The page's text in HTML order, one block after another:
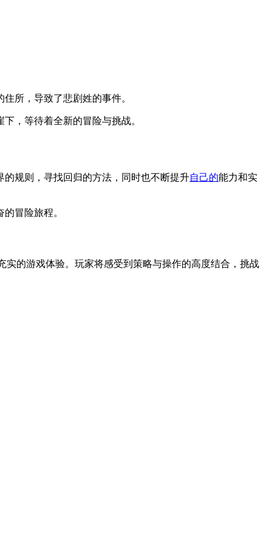
所，导致了悲剧姓的事件。
，等待着全新的冒险与挑战。
规则，寻找回归的方法，同时也不断提升自己的能力和实
冒险旅程。
的游戏体验。玩家将感受到策略与操作的高度结合，挑战